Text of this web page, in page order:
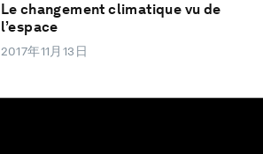
Le changement climatique vu de
l’espace
2017年11月13日